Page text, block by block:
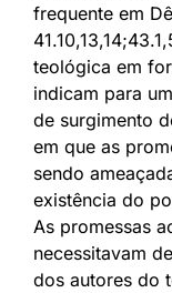
frequente em
teológica em
indicam para
de surgimento
em que as
sendo
existência do
As promessas
necessitavam
dos autores do